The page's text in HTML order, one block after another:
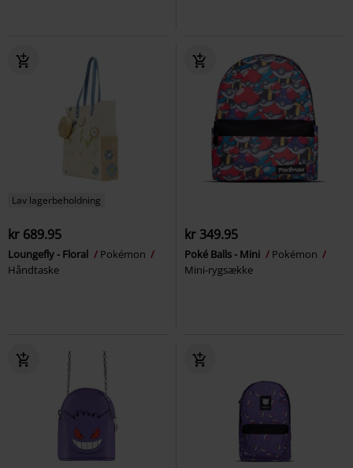
Lav lagerbeholdning
kr 689.95
Loungefly - Floral
Pokémon
Håndtaske
kr 349.95
Poké Balls - Mini
Pokémon
Mini-rygsække